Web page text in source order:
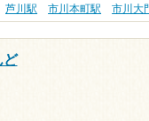
芦川駅 市川本町駅 市川大